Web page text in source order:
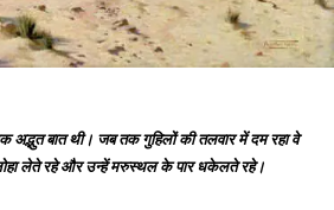
अद्भुत बात थी। जब तक गुहिलों की तलवार में दम रहा वे
लेते रहे और उन्हें मरुस्थल के पार धकेलते रहे।